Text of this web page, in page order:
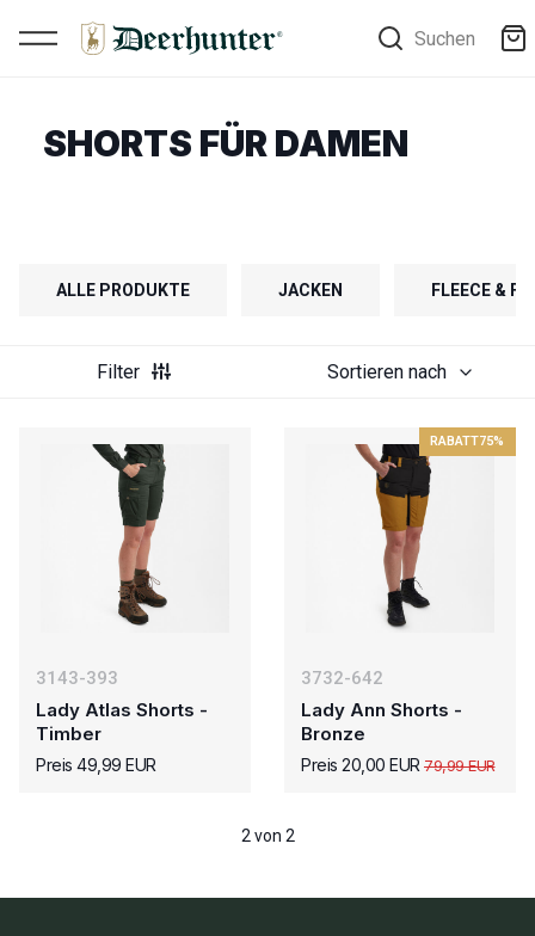
Suchen
SHORTS FÜR DAMEN
ALLE PRODUKTE JACKEN FLEECE &
Filter Sortieren nach
3143-393
Lady Atlas Shorts -
Timber
Preis 49,99 EUR
RABATT75%
3732-642
Lady Ann Shorts -
Bronze
Preis 20,00 EUR 79,99 EUR
2 von 2